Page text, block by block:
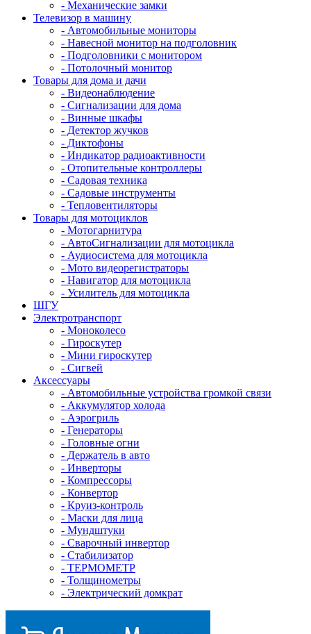
- Механические замки
Телевизор в машину
- Автомобильные мониторы
- Навесной монитор на подголовник
- Подголовники с монитором
- Потолочный монитор
Товары для дома и дачи
- Видеонаблюдение
- Сигнализации для дома
- Винные шкафы
- Детектор жучков
- Диктофоны
- Индикатор радиоактивности
- Отопительные контроллеры
- Садовая техника
- Садовые инструменты
- Тепловентиляторы
Товары для мотоциклов
- Mотогарнитура
- АвтоСигнализации для мотоцикла
- Аудиосистема для мотоцикла
- Мото видеорегистраторы
- Навигатор для мотоцикла
- Усилитель для мотоцикла
ШГУ
Электротранспорт
- Mоноколесо
- Гироскутер
- Мини гироскутер
- Сигвей
Аксессуары
- Автомобильные устройства громкой связи
- Аккумулятор холода
- Аэрогриль
- Генераторы
- Головные огни
- Держатель в авто
- Инверторы
- Компрессоры
- Конвертор
- Круиз-контроль
- Маски для лица
- Мундштуки
- Сварочный инвертор
- Стабилизатор
- ТЕРМОМЕТР
- Толщинометры
- Электрический домкрат